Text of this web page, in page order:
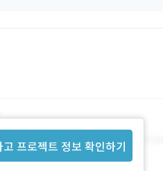
고 프로젝트 정보 확인하기